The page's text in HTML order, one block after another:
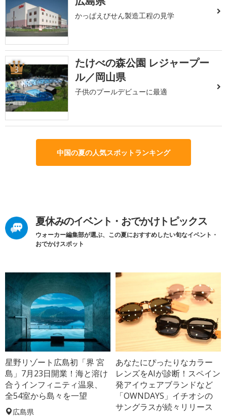
かっぱえびせん製造工程の見学
3
たけべの森公園 レジャープー
ル／岡山県
子供のプールデビューに最適
中国の夏の人気スポットランキング
夏休みのイベント・おでかけトピックス
ウォーカー編集部が選ぶ、この夏におすすめしたい旬なイベント・
おでかけスポット
星野リゾート広島初「界 宮
島」7月23日開業！海と溶け
合うインフィニティ温泉、
全54室から島々を一望
広島県
あなたにぴったりなカラー
レンズをAIが診断！スペイン
発アイウェアブランドなど
「OWNDAYS」イチオシの
サングラスが続々リリース